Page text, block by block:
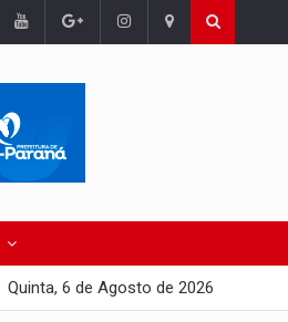
Quinta, 6 de Agosto de 2026